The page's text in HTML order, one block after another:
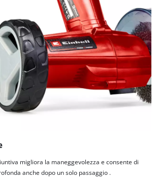
migliora la maneggevolezza e consente di
anche dopo un solo passaggio .